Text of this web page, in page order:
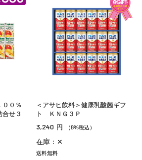
００％
せ３
＜アサヒ飲料＞健康乳酸菌ギフ
ト ＫＮＧ３Ｐ
3,240 円 （8%税込）
在庫：✕
送料無料